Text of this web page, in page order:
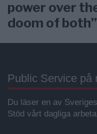
power over
doom of both”
Public Service på
Du läser en av
Stöd vårt dagliga